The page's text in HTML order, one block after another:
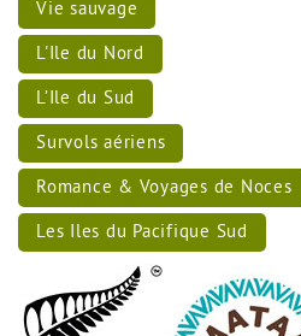
Vie sauvage
L'Ile du Nord
L’Ile du Sud
Survols aériens
Romance & Voyages de Noces
Les Iles du Pacifique Sud